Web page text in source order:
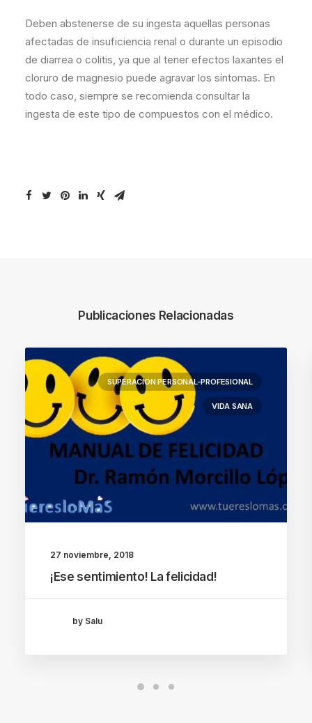
Deben abstenerse de su ingesta aquellas personas
afectadas de insuficiencia renal o durante un episodio
de diarrea o colitis, ya que al tener efectos laxantes el
cloruro de magnesio puede agravar los síntomas. En
todo caso, siempre se recomienda consultar la
ingesta de este tipo de compuestos con el médico.
Publicaciones Relacionadas
SUPERACION PERSONAL-PROFESIONAL
VIDA SANA
27 noviembre, 2018
¡Ese sentimiento! La felicidad!
by Salu